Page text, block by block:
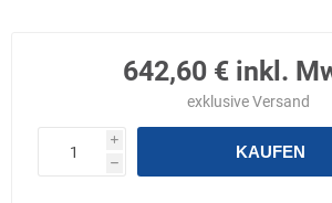
642,60 € inkl.
exklusiveVersand
i
h
KAUFEN